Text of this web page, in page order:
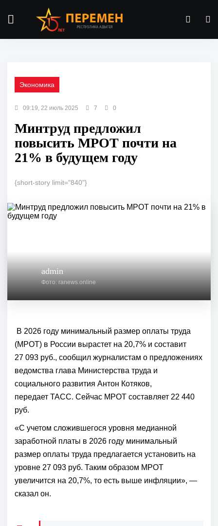
Экономика
09:19, 22 июль 2025 7 0
Минтруд предложил
повысить МРОТ почти на
21% в будущем году
{short-story limit="840"}
admin
Фото: ranews.online
В 2026 году минимальный размер оплаты труда
(МРОТ) в России вырастет на 20,7% и составит
27 093 руб., сообщил журналистам о предложениях
ведомства глава Министерства труда и
социального развития Антон Котяков,
передает ТАСС. Сейчас МРОТ составляет 22 440
руб.
«С учетом сложившегося уровня медианной
заработной платы в 2026 году минимальный
размер оплаты труда предлагается установить на
уровне 27 093 руб. Таким образом МРОТ
увеличится на 20,7%, то есть выше инфляции», —
сказал он.